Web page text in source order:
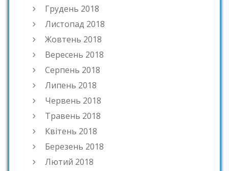
Грудень 2018
Листопад 2018
Жовтень 2018
Вересень 2018
Серпень 2018
Липень 2018
Червень 2018
Травень 2018
Квітень 2018
Березень 2018
Лютий 2018